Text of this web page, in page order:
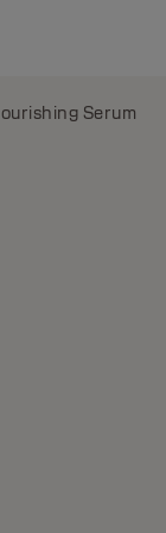
Serum